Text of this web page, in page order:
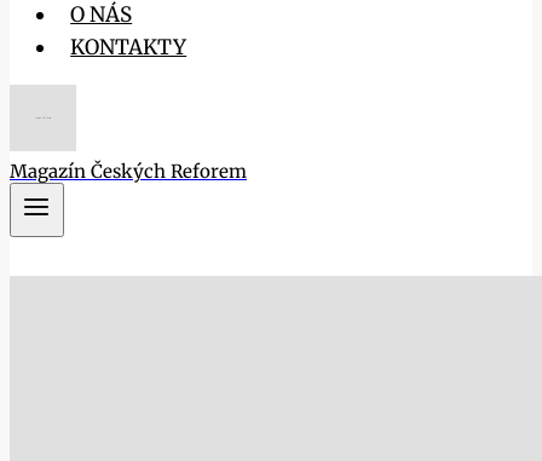
O NÁS
KONTAKTY
Magazín Českých Reforem